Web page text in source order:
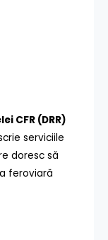
CFR (DRR)
serviciile
doresc să
feroviară